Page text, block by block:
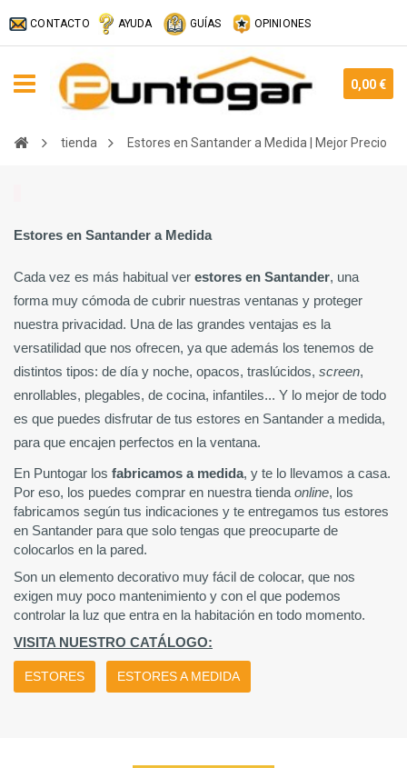
CONTACTO AYUDA GUÍAS OPINIONES
0,00 €
tienda Estores en Santander a Medida | Mejor Precio
Estores en Santander a Medida
Cada vez es más habitual ver estores en Santander, una
forma muy cómoda de cubrir nuestras ventanas y proteger
nuestra privacidad. Una de las grandes ventajas es la
versatilidad que nos ofrecen, ya que además los tenemos de
distintos tipos: de día y noche, opacos, traslúcidos, screen,
enrollables, plegables, de cocina, infantiles... Y lo mejor de todo
es que puedes disfrutar de tus estores en Santander a medida,
para que encajen perfectos en la ventana.
En Puntogar los fabricamos a medida, y te lo llevamos a casa.
Por eso, los puedes comprar en nuestra tienda online, los
fabricamos según tus indicaciones y te entregamos tus estores
en Santander para que solo tengas que preocuparte de
colocarlos en la pared.
Son un elemento decorativo muy fácil de colocar, que nos
exigen muy poco mantenimiento y con el que podemos
controlar la luz que entra en la habitación en todo momento.
VISITA NUESTRO CATÁLOGO:
ESTORES ESTORES A MEDIDA